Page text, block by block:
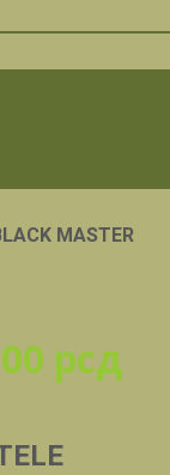
MASTER
рсд